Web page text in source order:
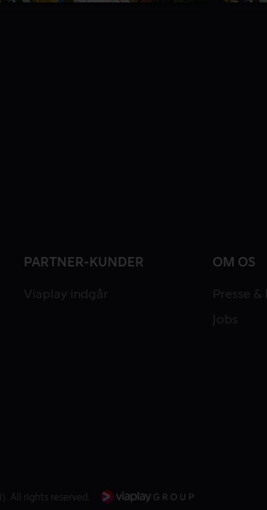
PARTNER-KUNDER
Viaplay indgår
OM OS
Presse &
Jobs
All rights reserved.